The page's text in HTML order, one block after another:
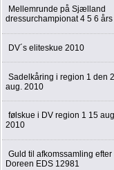
Mellemrunde på Sjælland
dressurchampionat 4 5 6 års
DV´s eliteskue 2010
Sadelkåring i region 1 den
aug. 2010
følskue i DV region 1 15 aug
2010
Guld til afkomssamling efter
Doreen EDS 12981